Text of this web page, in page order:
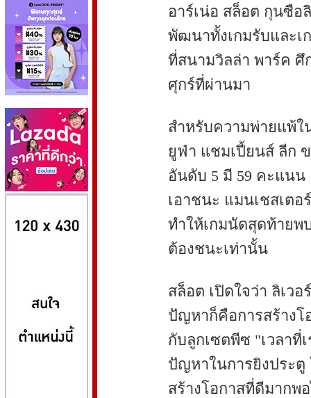
อาร์เน่อ สล็อต กุนซือ
พัฒนาทั้งเกมรับและเ
ที่สนามวิลล่า พาร์ค ศึ
ศุกร์ที่ผ่านมา
สำหรับความพ่ายแพ้ใ
ยูฟ่า แชมเปี้ยนส์ ลีก
อันดับ 5 มี 59 คะแนน
เอาชนะ แมนเชสเต
ทำให้เกมนัดสุดท้ายพ
ต้องชนะเท่านั้น
สล็อต เปิดใจว่า ลิเว
ปัญหาก็คือการสร้างโ
กับลูกเซตพีซ "เวลาที่
ปัญหาในการยิงประตู
สร้างโอกาสที่ดีมากพ